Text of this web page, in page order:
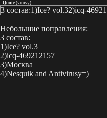
Quote (virusy)
3 cостав:1)Ice? vol.32)icq-
Небольшие поправления:
3 cостав:
1)Ice? vol.3
2)icq-469212157
3)Москва
4)Nesquik and Antivirusy=)